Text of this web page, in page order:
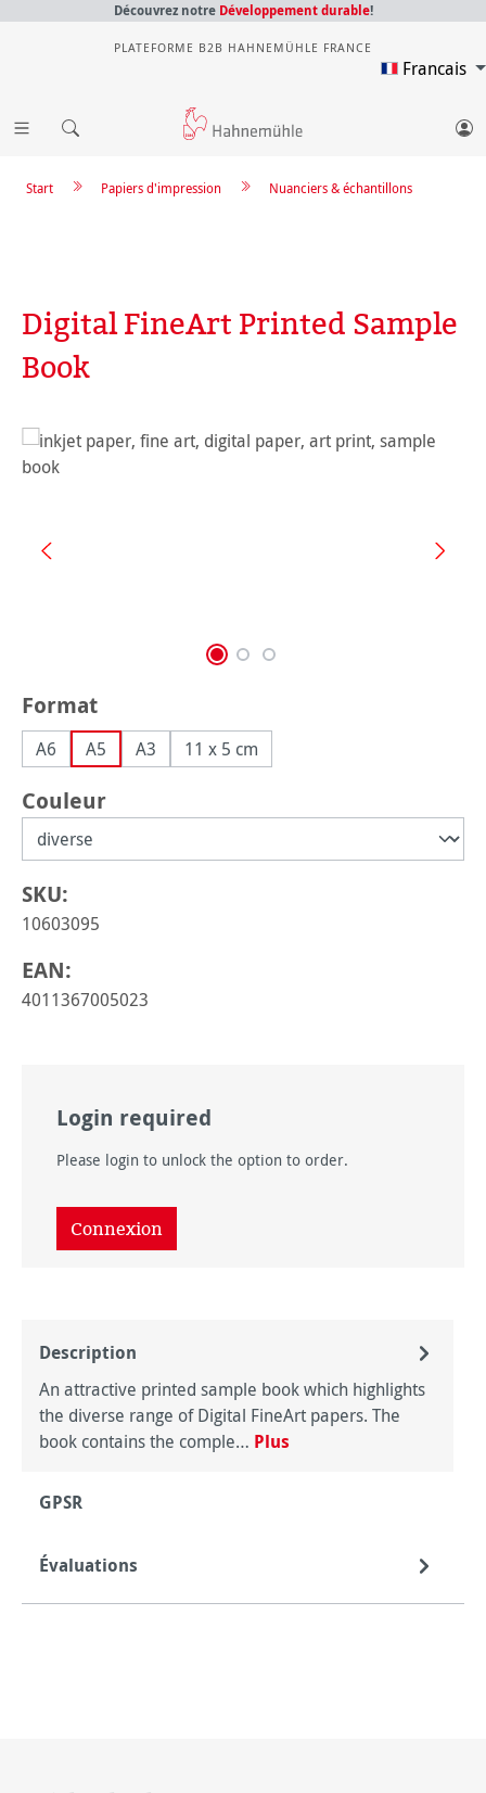
Découvrez notre Développement durable!
PLATEFORME B2B HAHNEMÜHLE FRANCE
Francais
Nuanciers & échantillons
Papiers d'impression
Start
Digital FineArt Printed Sample
Book
Ignorer la galerie d'images
Sélectionnez
Format
A6 A5 A3 11 x 5 cm
Sélectionnez
Couleur
SKU:
10603095
EAN:
4011367005023
Login required
Please login to unlock the option to order.
Connexion
Description
An attractive printed sample book which highlights
the diverse range of Digital FineArt papers. The
book contains the comple… Plus
GPSR
Évaluations